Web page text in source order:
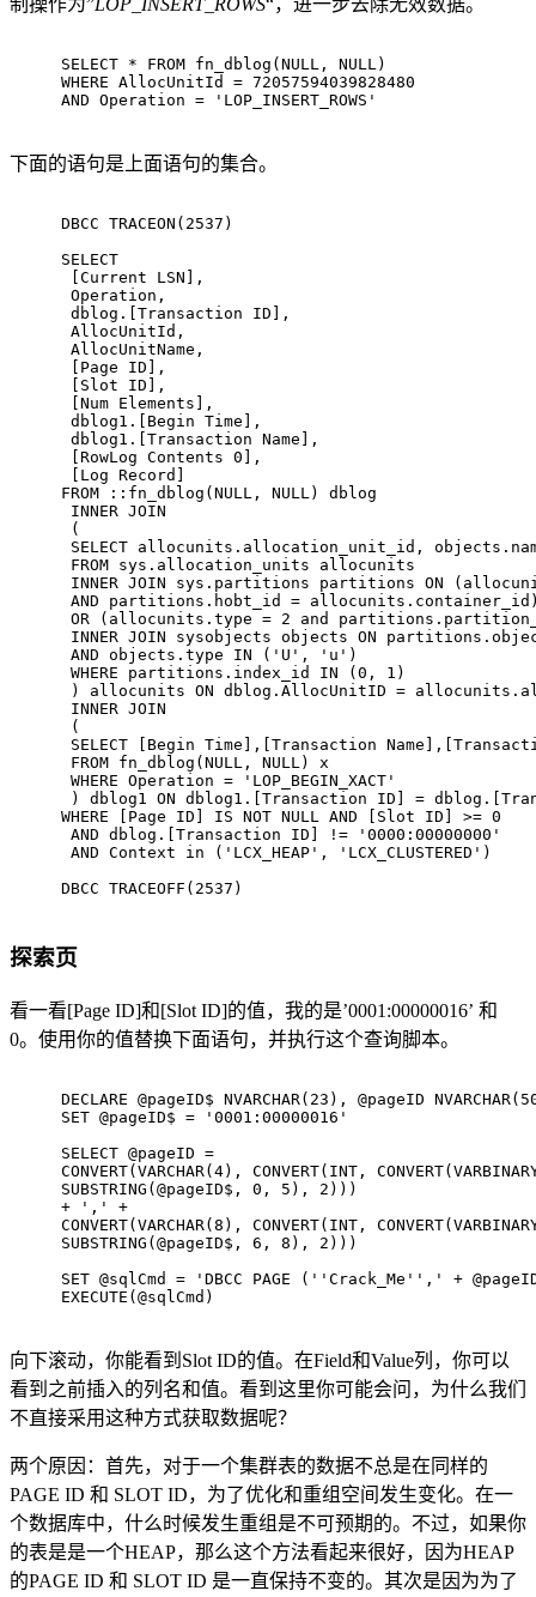
制操作为”LOP_INSERT_ROWS“，进一步去除无效数据。
SELECT * FROM fn_dblog(NULL, NULL)
WHERE AllocUnitId = 72057594039828480
AND Operation = 'LOP_INSERT_ROWS'
下面的语句是上面语句的集合。
DBCC TRACEON(2537)
SELECT
[Current LSN],
Operation,
dblog.[Transaction ID],
AllocUnitId,
AllocUnitName,
[Page ID],
[Slot ID],
[Num Elements],
dblog1.[Begin Time],
dblog1.[Transaction Name],
[RowLog Contents 0],
[Log Record]
FROM ::fn_dblog(NULL, NULL) dblog
INNER JOIN
(
SELECT allocunits.allocation_unit_id,
FROM sys.allocation_units allocunits
INNER JOIN sys.partitions partitions ON
AND partitions.hobt_id =
OR (allocunits.type = 2 and
INNER JOIN sysobjects objects ON
AND objects.type IN ('U', 'u')
WHERE partitions.index_id IN (0, 1)
) allocunits ON dblog.AllocUnitID =
INNER JOIN
(
SELECT [Begin Time],[Transaction
FROM fn_dblog(NULL, NULL) x
WHERE Operation = 'LOP_BEGIN_XACT'
) dblog1 ON dblog1.[Transaction ID] =
WHERE [Page ID] IS NOT NULL AND [Slot ID] >= 0
AND dblog.[Transaction ID] != '0000:00000000'
AND Context in ('LCX_HEAP', 'LCX_CLUSTERED')
DBCC TRACEOFF(2537)
探索页
看一看[Page ID]和[Slot ID]的值，我的是’0001:00000016’ 和
0。使用你的值替换下面语句，并执行这个查询脚本。
DECLARE @pageID$ NVARCHAR(23), @pageID
SET @pageID$ = '0001:00000016'
SELECT @pageID =
CONVERT(VARCHAR(4), CONVERT(INT,
SUBSTRING(@pageID$, 0, 5), 2)))
+ ',' +
CONVERT(VARCHAR(8), CONVERT(INT,
SUBSTRING(@pageID$, 6, 8), 2)))
SET @sqlCmd = 'DBCC PAGE (''Crack_Me'',' +
EXECUTE(@sqlCmd)
向下滚动，你能看到Slot ID的值。在Field和Value列，你可以
看到之前插入的列名和值。看到这里你可能会问，为什么我们
不直接采用这种方式获取数据呢？
两个原因：首先，对于一个集群表的数据不总是在同样的
PAGE ID 和 SLOT ID，为了优化和重组空间发生变化。在一
个数据库中，什么时候发生重组是不可预期的。不过，如果你
的表是是一个HEAP，那么这个方法看起来很好，因为HEAP
的PAGE ID 和 SLOT ID 是一直保持不变的。其次是因为为了